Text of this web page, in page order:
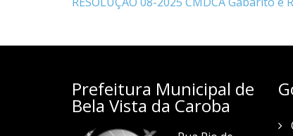
Prefeitura Municipal de
Bela Vista da Caroba